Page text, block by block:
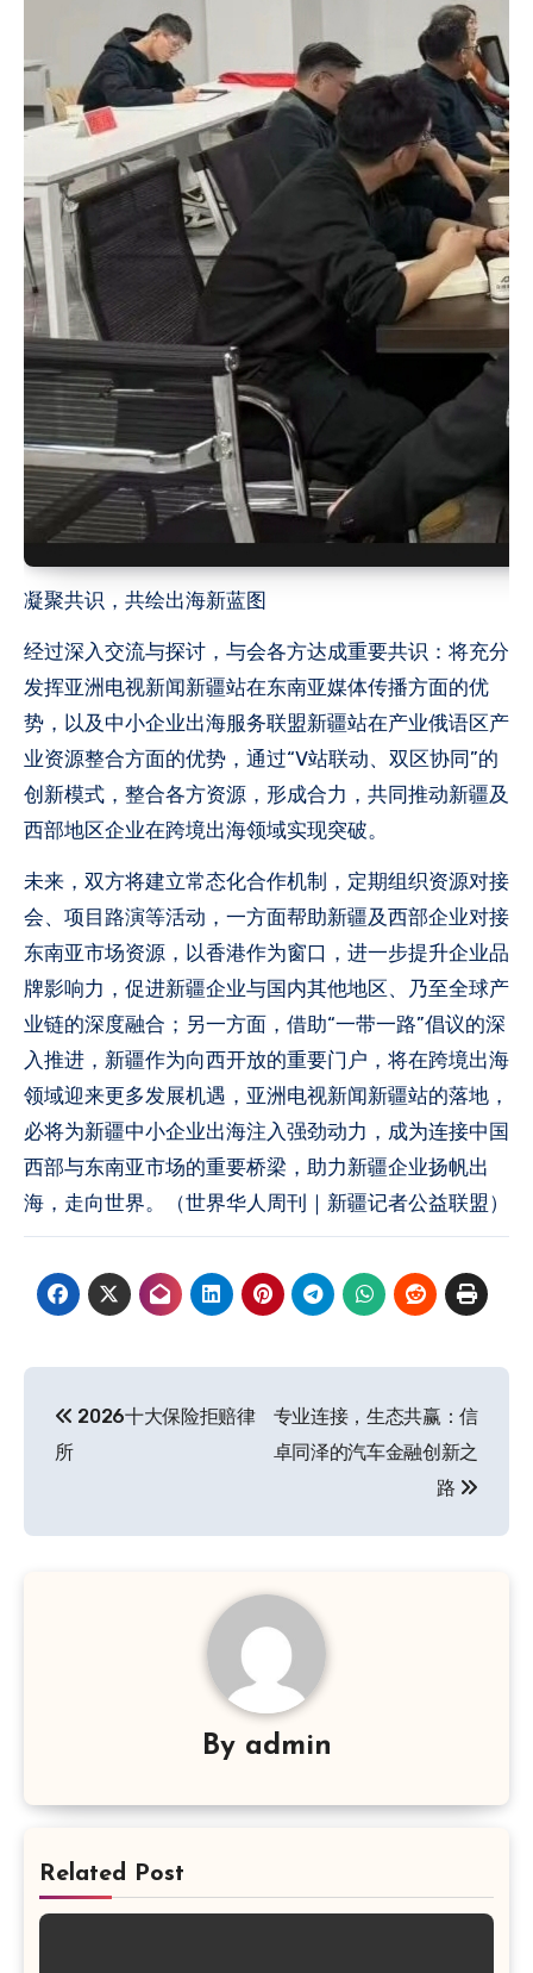
凝聚共识，共绘出海新蓝图
经过深入交流与探讨，与会各方达成重要共识：将充分
发挥亚洲电视新闻新疆站在东南亚媒体传播方面的优
势，以及中小企业出海服务联盟新疆站在产业俄语区产
业资源整合方面的优势，通过“V站联动、双区协同”的
创新模式，整合各方资源，形成合力，共同推动新疆及
西部地区企业在跨境出海领域实现突破。
未来，双方将建立常态化合作机制，定期组织资源对接
会、项目路演等活动，一方面帮助新疆及西部企业对接
东南亚市场资源，以香港作为窗口，进一步提升企业品
牌影响力，促进新疆企业与国内其他地区、乃至全球产
业链的深度融合；另一方面，借助“一带一路”倡议的深
入推进，新疆作为向西开放的重要门户，将在跨境出海
领域迎来更多发展机遇，亚洲电视新闻新疆站的落地，
必将为新疆中小企业出海注入强劲动力，成为连接中国
西部与东南亚市场的重要桥梁，助力新疆企业扬帆出
海，走向世界。（世界华人周刊｜新疆记者公益联盟）
章
航
2026十大保险拒赔律
所
专业连接，生态共赢：信
卓同泽的汽车金融创新之
路
By admin
Related Post